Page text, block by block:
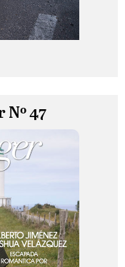
Nº 47